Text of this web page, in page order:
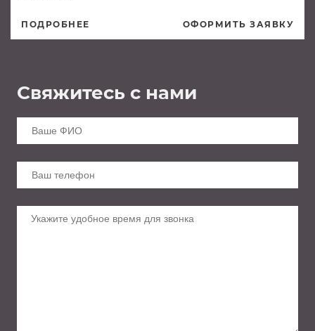
ПОДРОБНЕЕ ОФОРМИТЬ ЗАЯВКУ
Свяжитесь с нами